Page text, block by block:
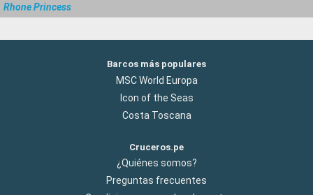
Rhone Princess
Barcos más populares
MSC World Europa
Icon of the Seas
Costa Toscana
Cruceros.pe
¿Quiénes somos?
Preguntas frecuentes